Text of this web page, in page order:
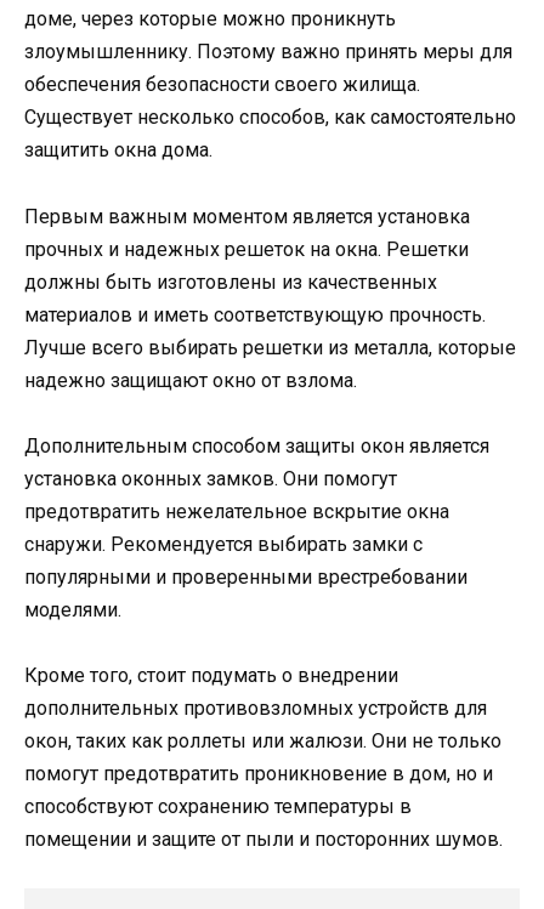
доме, через которые можно проникнуть
злоумышленнику. Поэтому важно принять меры для
обеспечения безопасности своего жилища.
Существует несколько способов, как самостоятельно
защитить окна дома.
Первым важным моментом является установка
прочных и надежных решеток на окна. Решетки
должны быть изготовлены из качественных
материалов и иметь соответствующую прочность.
Лучше всего выбирать решетки из металла, которые
надежно защищают окно от взлома.
Дополнительным способом защиты окон является
установка оконных замков. Они помогут
предотвратить нежелательное вскрытие окна
снаружи. Рекомендуется выбирать замки с
популярными и проверенными врестребовании
моделями.
Кроме того, стоит подумать о внедрении
дополнительных противовзломных устройств для
окон, таких как роллеты или жалюзи. Они не только
помогут предотвратить проникновение в дом, но и
способствуют сохранению температуры в
помещении и защите от пыли и посторонних шумов.